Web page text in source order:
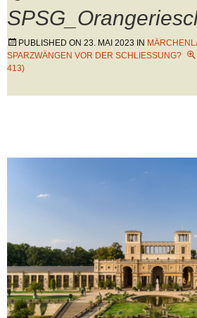
PUBLISHED ON 23. MAI 2023 IN
PARZWÄNGEN VOR DER SCHLIESSUNG?
413)